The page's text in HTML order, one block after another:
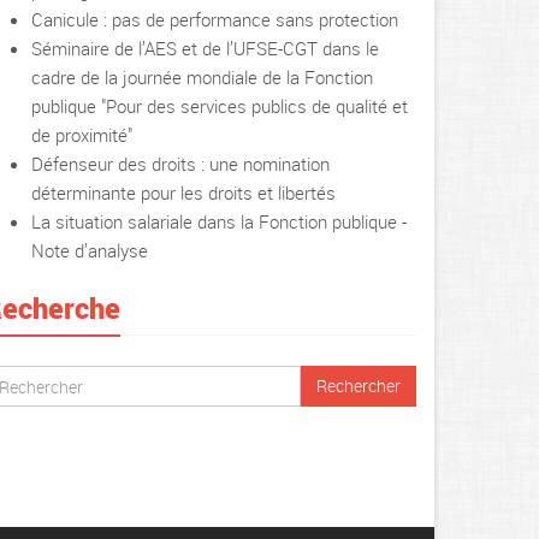
Canicule : pas de performance sans protection
Séminaire de l’AES et de l’UFSE-CGT dans le
cadre de la journée mondiale de la Fonction
publique "Pour des services publics de qualité et
de proximité"
Défenseur des droits : une nomination
déterminante pour les droits et libertés
La situation salariale dans la Fonction publique -
Note d’analyse